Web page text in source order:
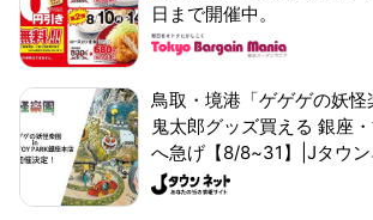
日まで開催中。
鳥取・境港「ゲゲゲの妖怪
鬼太郎グッズ買える 銀座
へ急げ【8/8~31】|Jタウン